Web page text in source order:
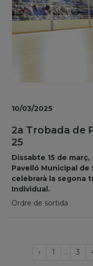
2a Trobada de
25
Dissabte 15 de
Pavelló Municipal de
celebrarà la segona
Individual.
Ordre de sortida
10/03/2025
‹Página
1 ... 3